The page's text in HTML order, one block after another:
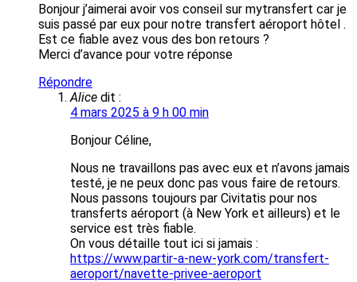
Bonjour j’aimerai avoir vos conseil sur mytransfert car je
suis passé par eux pour notre transfert aéroport hôtel .
Est ce fiable avez vous des bon retours ?
Merci d’avance pour votre réponse
Répondre
Alice dit :
4 mars 2025 à 9 h 00 min
Bonjour Céline,
Nous ne travaillons pas avec eux et n’avons jamais
testé, je ne peux donc pas vous faire de retours.
Nous passons toujours par Civitatis pour nos
transferts aéroport (à New York et ailleurs) et le
service est très fiable.
On vous détaille tout ici si jamais :
https://www.partir-a-new-york.com/transfert-
aeroport/navette-privee-aeroport